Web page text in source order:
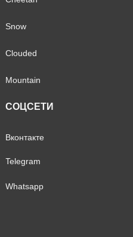
Whatsapp
Telegram
Вконтакте
СОЦСЕТИ
Mountain
Clouded
Snow